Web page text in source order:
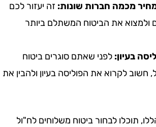
מכמה חברות שונות:זה יעזור לכם
את הביטוח המשתלם ביותר
לפני שאתם סוגרים ביטוח
לקרוא את הפוליסה בעיון ולהבין את
לבחור ביטוח משלוחים לח"ול